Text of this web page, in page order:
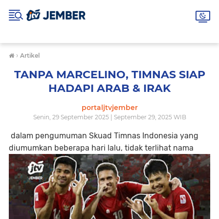
› Artikel
TANPA MARCELINO, TIMNAS SIAP
HADAPI ARAB & IRAK
portaljtvjember
Senin, 29 September 2025 | September 29, 2025 WIB
dalam pengumuman Skuad Timnas Indonesia yang
diumumkan beberapa hari lalu, tidak terlihat nama